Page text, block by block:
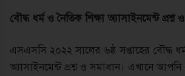
বৌদ্ধ ধর্ম ও নৈতিক শিক্ষা অ্যাসাইনমেন্ট প্রশ্ন
এসএসসি ২০২২ সালের ৬ষ্ঠ সপ্তাহের বৌদ্ধ
অ্যাসাইনমেন্ট প্রশ্ন ও সমাধান। এখানে